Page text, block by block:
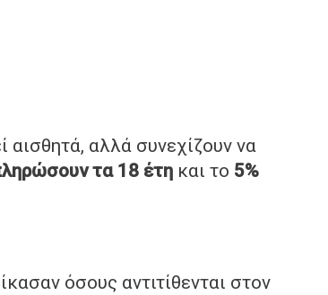
αισθητά, αλλά συνεχίζουν να
τα 18 έτη και το 5%
όσους αντιτίθενται στον